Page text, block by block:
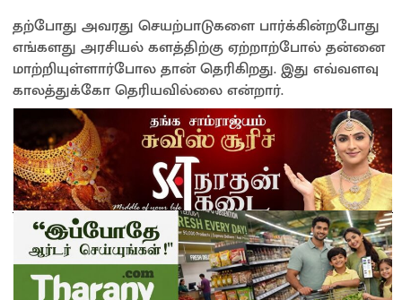
தற்போது அவரது செயற்பாடுகளை பார்க்கின்றபோது
எங்களது அரசியல் களத்திற்கு ஏற்றாற்போல் தன்னை
மாற்றியுள்ளார்போல தான் தெரிகிறது. இது எவ்வளவு
காலத்துக்கோ தெரியவில்லை என்றார்.